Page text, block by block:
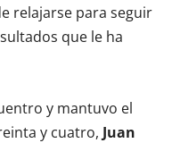
relajarse para seguir
que le ha
y mantuvo el
y cuatro, Juan